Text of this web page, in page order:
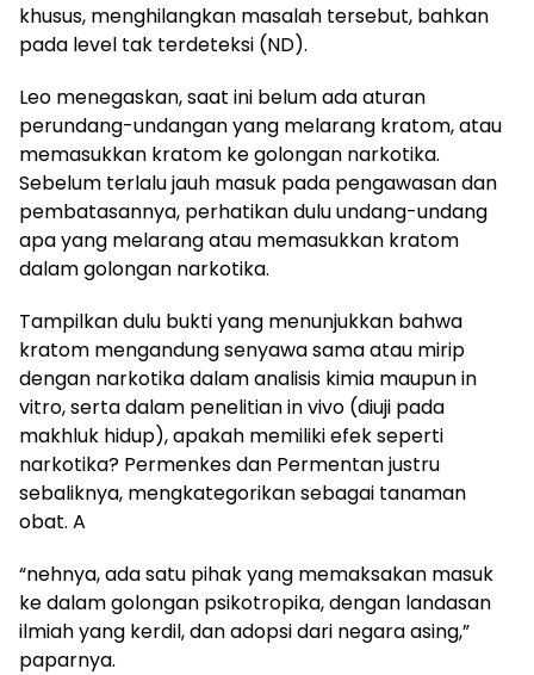
khusus, menghilangkan masalah tersebut, bahkan
pada level tak terdeteksi (ND).
Leo menegaskan, saat ini belum ada aturan
perundang-undangan yang melarang kratom, atau
memasukkan kratom ke golongan narkotika.
Sebelum terlalu jauh masuk pada pengawasan dan
pembatasannya, perhatikan dulu undang-undang
apa yang melarang atau memasukkan kratom
dalam golongan narkotika.
Tampilkan dulu bukti yang menunjukkan bahwa
kratom mengandung senyawa sama atau mirip
dengan narkotika dalam analisis kimia maupun in
vitro, serta dalam penelitian in vivo (diuji pada
makhluk hidup), apakah memiliki efek seperti
narkotika? Permenkes dan Permentan justru
sebaliknya, mengkategorikan sebagai tanaman
obat. A
“nehnya, ada satu pihak yang memaksakan masuk
ke dalam golongan psikotropika, dengan landasan
ilmiah yang kerdil, dan adopsi dari negara asing,”
paparnya.